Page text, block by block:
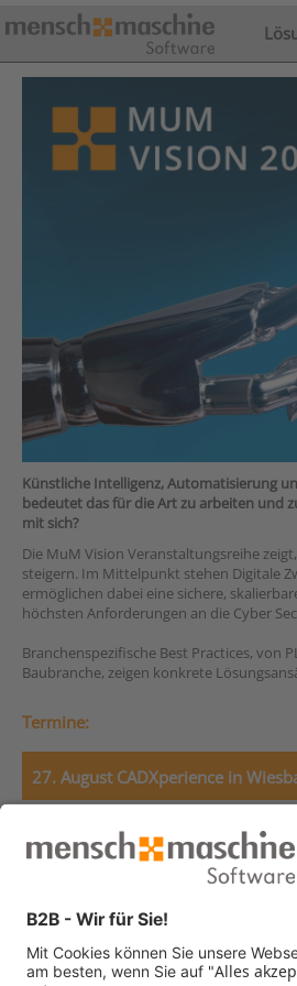
Künstliche Intelligenz, Automatisierung
bedeutet das für die Art zu arbeiten und
mit sich?
Die MuM Vision Veranstaltungsreihe
steigern. Im Mittelpunkt stehen Digitale
ermöglichen dabei eine sichere,
höchsten Anforderungen an die Cyber
Branchenspezifische Best Practices,
Baubranche, zeigen konkrete
Termine:
27. August CADXperience in
01. Oktober in Hannover
17. November in Aarau (Schweiz)